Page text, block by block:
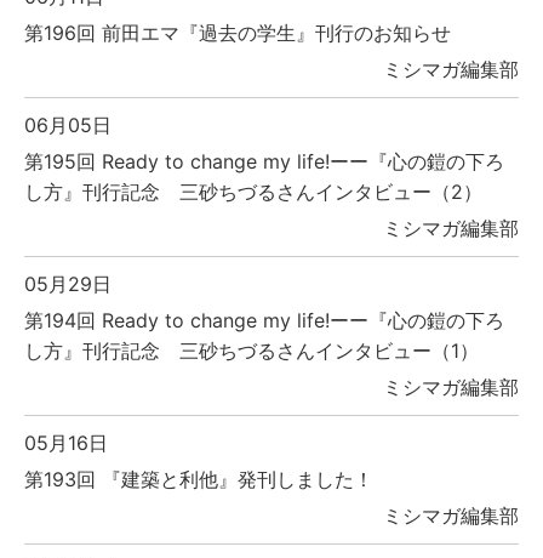
第196回 前田エマ『過去の学生』刊行のお知らせ
ミシマガ編集部
06月05日
第195回 Ready to change my life!ーー『心の鎧の下ろ
し方』刊行記念 三砂ちづるさんインタビュー（2）
ミシマガ編集部
05月29日
第194回 Ready to change my life!ーー『心の鎧の下ろ
し方』刊行記念 三砂ちづるさんインタビュー（1）
ミシマガ編集部
05月16日
第193回 『建築と利他』発刊しました！
ミシマガ編集部